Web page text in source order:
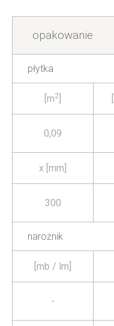
opakowanie
płytka
[m2
0,09
x [mm]
300
narożnik
[mb / lm]
-